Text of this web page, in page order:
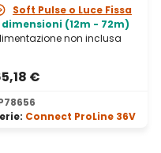
Soft Pulse o Luce Fissa
dimensioni (12m - 72m)
non inclusa
€
Connect ProLine 36V